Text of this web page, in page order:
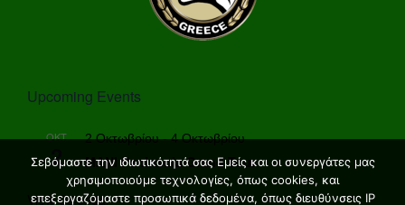
Upcoming Events
ΟΚΤ
2
2 Οκτωβρίου-4 Οκτωβρίου
MANI Peninsula Grand Tour
View Calendar
Σεβόμαστε την ιδιωτικότητά σας Εμείς και οι συνεργάτες μας
χρησιμοποιούμε τεχνολογίες, όπως cookies, και
επεξεργαζόμαστε προσωπικά δεδομένα, όπως διευθύνσεις IP